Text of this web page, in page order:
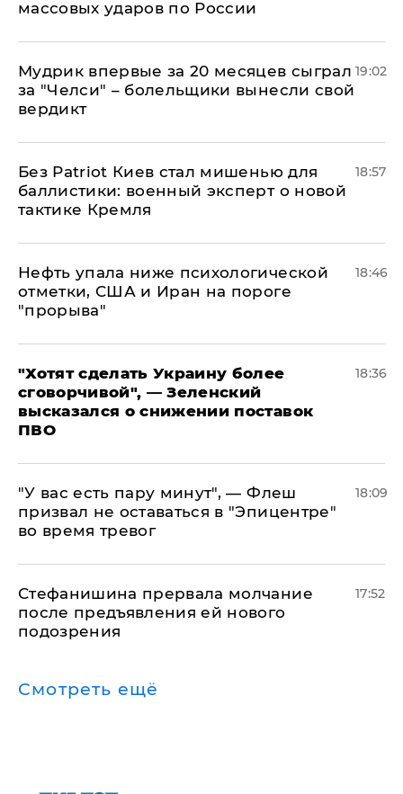
массовых ударов по России
Мудрик впервые за 20 месяцев сыграл
за "Челси" – болельщики вынесли свой
вердикт
19:02
​Без Patriot Киев стал мишенью для
баллистики: военный эксперт о новой
тактике Кремля
18:57
Нефть упала ниже психологической
отметки, США и Иран на пороге
"прорыва"
18:46
​"Хотят сделать Украину более
сговорчивой", — Зеленский
высказался о снижении поставок
ПВО
18:36
​"У вас есть пару минут", — Флеш
призвал не оставаться в "Эпицентре"
во время тревог
18:09
Стефанишина прервала молчание
после предъявления ей нового
подозрения
17:52
Смотреть ещё